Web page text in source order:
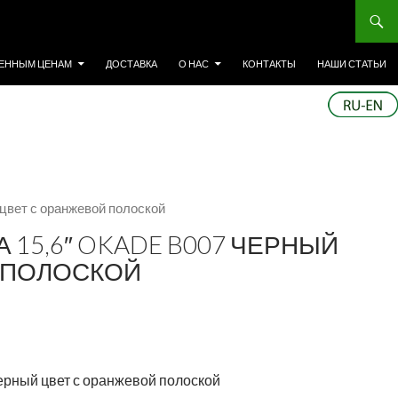
ЦЕНАМ ДОСТАВКА О НАС КОНТАКТЫ НАШИ СТАТЬИ
с оранжевой полоской
OKADE B007 ЧЕРНЫЙ
цвет с оранжевой полоской